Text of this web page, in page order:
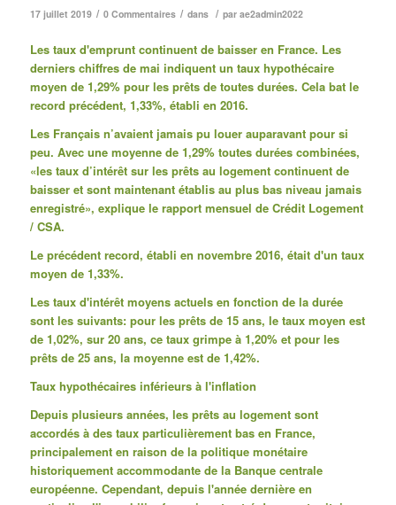
17 juillet 2019 / 0 Commentaires / dans / par ae2admin2022
Les taux d'emprunt continuent de baisser en France. Les
derniers chiffres de mai indiquent un taux hypothécaire
moyen de 1,29% pour les prêts de toutes durées. Cela bat le
record précédent, 1,33%, établi en 2016.
Les Français n’avaient jamais pu louer auparavant pour si
peu. Avec une moyenne de 1,29% toutes durées combinées,
«les taux d’intérêt sur les prêts au logement continuent de
baisser et sont maintenant établis au plus bas niveau jamais
enregistré», explique le rapport mensuel de Crédit Logement
/ CSA.
Le précédent record, établi en novembre 2016, était d'un taux
moyen de 1,33%.
Les taux d'intérêt moyens actuels en fonction de la durée
sont les suivants: pour les prêts de 15 ans, le taux moyen est
de 1,02%, sur 20 ans, ce taux grimpe à 1,20% et pour les
prêts de 25 ans, la moyenne est de 1,42%.
Taux hypothécaires inférieurs à l'inflation
Depuis plusieurs années, les prêts au logement sont
accordés à des taux particulièrement bas en France,
principalement en raison de la politique monétaire
historiquement accommodante de la Banque centrale
européenne. Cependant, depuis l'année dernière en